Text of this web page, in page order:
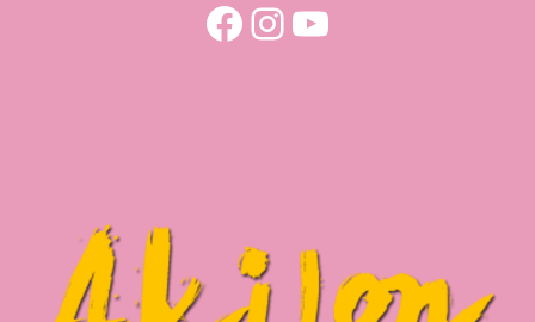
Facebook
Instagram
YouTube